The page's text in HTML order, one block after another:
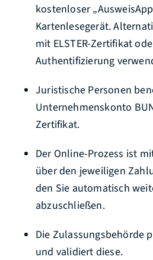
kostenloser
Kartenlesegerät.
mit ELSTER-Zertifikat
Authentifizierung
Juristische Personen
Unternehmenskonto
Zertifikat.
Der Online-Prozess ist
über den jeweiligen
den Sie automatisch
abzuschließen.
Die Zulassungsbehörde
und validiert diese.